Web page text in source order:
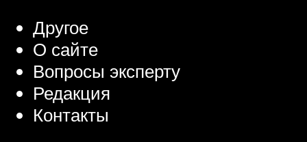
Другое
О сайте
Вопросы эксперту
Редакция
Контакты